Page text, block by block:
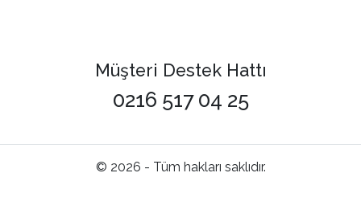
Müşteri Destek Hattı
0216 517 04 25
© 2026 - Tüm hakları saklıdır.